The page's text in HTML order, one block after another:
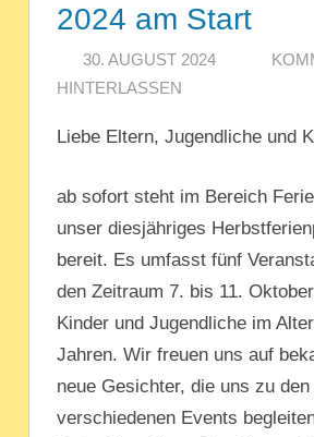
2024 am Start
30. AUGUST 2024
HINTERLASSEN
Liebe Eltern, Jugendliche und
ab sofort steht im Bereich
unser diesjähriges
bereit. Es umfasst fünf
den Zeitraum 7. bis 11.
Kinder und Jugendliche im
Jahren. Wir freuen uns auf
neue Gesichter, die uns zu den
verschiedenen Events